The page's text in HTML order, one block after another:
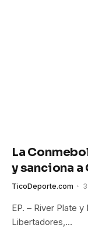
La
y sanciona
TicoDeporte.com
EP. – River Plate
Libertadores,…